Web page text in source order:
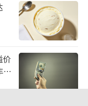
自百事的高管La
年初，他就迫不
，将这部分业务
收购减值，Nar
价
、